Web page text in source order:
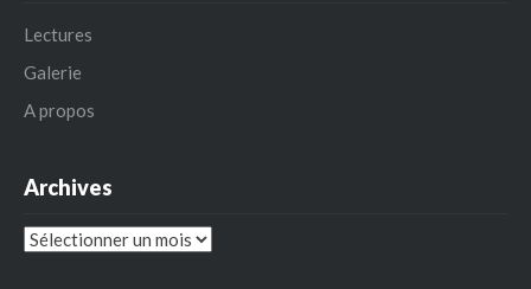
Lectures
Galerie
A propos
Archives
Archives